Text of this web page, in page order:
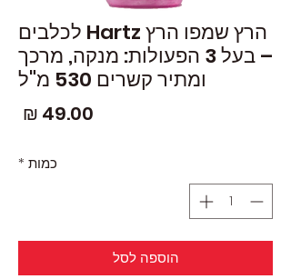
הרץ שמפו הרץ Hartz לכלבים
– בעל 3 הפעולות: מנקה, מרכך
ומתיר קשרים 530 מ"ל
כמות *
הוספה לסל